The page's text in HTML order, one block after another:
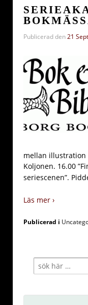
Publicerad den21
mellan illustration
Koljonen. 16.00
seriescenen”.
Läs mer ›
Publicerad i